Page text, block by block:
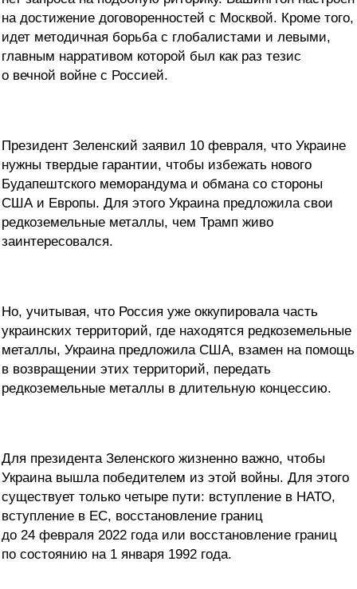
на достижение договоренностей с Москвой. Кроме того,
идет методичная борьба с глобалистами и левыми,
главным нарративом которой был как раз тезис
о вечной войне с Россией.
Президент Зеленский заявил 10 февраля, что Украине
нужны твердые гарантии, чтобы избежать нового
Будапештского меморандума и обмана со стороны
США и Европы. Для этого Украина предложила свои
редкоземельные металлы, чем Трамп живо
заинтересовался.
Но, учитывая, что Россия уже оккупировала часть
украинских территорий, где находятся редкоземельные
металлы, Украина предложила США, взамен на помощь
в возвращении этих территорий, передать
редкоземельные металлы в длительную концессию.
Для президента Зеленского жизненно важно, чтобы
Украина вышла победителем из этой войны. Для этого
существует только четыре пути: вступление в НАТО,
вступление в ЕС, восстановление границ
до 24 февраля 2022 года или восстановление границ
по состоянию на 1 января 1992 года.